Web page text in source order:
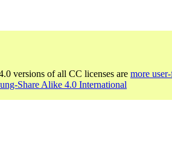
versions of all CC licenses are more
Share Alike 4.0 International